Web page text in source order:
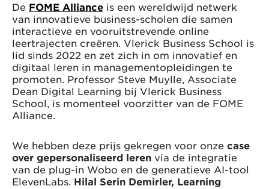
De FOME Alliance is een wereldwijd netwerk
van innovatieve business-scholen die samen
interactieve en vooruitstrevende online
leertrajecten creëren. Vlerick Business School is
lid sinds 2022 en zet zich in om innovatief en
digitaal leren in managementopleidingen te
promoten. Professor Steve Muylle, Associate
Dean Digital Learning bij Vlerick Business
School, is momenteel voorzitter van de FOME
Alliance.
We hebben deze prijs gekregen voor onze case
over gepersonaliseerd leren via de integratie
van de plug-in Wobo en de generatieve AI-tool
ElevenLabs. Hilal Serin Demirler, Learning